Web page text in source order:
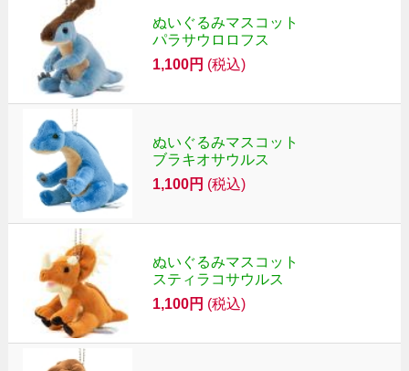
ぬいぐるみマスコット
パラサウロロフス
1,100円 (税込)
ぬいぐるみマスコット
ブラキオサウルス
1,100円 (税込)
ぬいぐるみマスコット
スティラコサウルス
1,100円 (税込)